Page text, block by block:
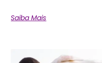
Saiba Mais